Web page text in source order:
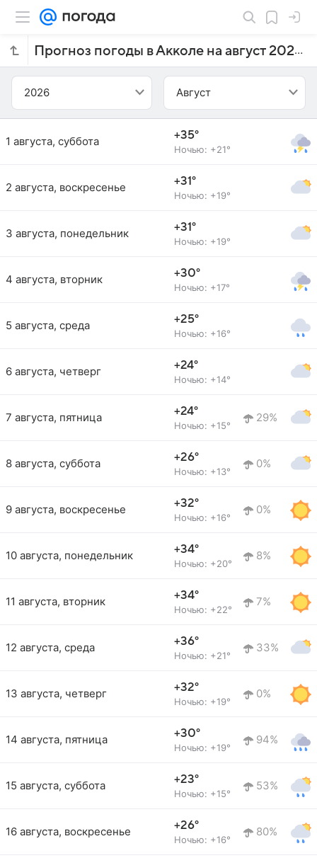
Прогноз погоды в Акколе на август 2026 года
2026 Август
1 августа, суббота +35°
Ночью: +21°
2 августа, воскресенье +31°
Ночью: +19°
3 августа, понедельник +31°
Ночью: +19°
4 августа, вторник +30°
Ночью: +17°
5 августа, среда +25°
Ночью: +16°
6 августа, четверг +24°
Ночью: +14°
7 августа, пятница +24°
Ночью: +15°
29%
8 августа, суббота +26°
Ночью: +13°
0%
9 августа, воскресенье +32°
Ночью: +16°
0%
10 августа, понедельник +34°
Ночью: +20°
8%
11 августа, вторник +34°
Ночью: +22°
7%
12 августа, среда +36°
Ночью: +21°
33%
13 августа, четверг +32°
Ночью: +19°
0%
14 августа, пятница +30°
Ночью: +19°
94%
15 августа, суббота +23°
Ночью: +15°
53%
16 августа, воскресенье +26°
Ночью: +16°
80%